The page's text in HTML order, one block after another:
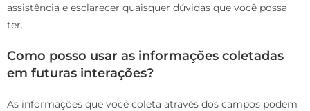
assistência e esclarecer quaisquer dúvidas que você possa
ter.
Como posso usar as informações coletadas
em futuras interações?
As informações que você coleta através dos campos podem